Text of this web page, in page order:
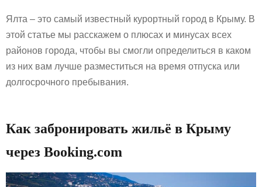
Ялта – это самый известный курортный город в Крыму. В
этой статье мы расскажем о плюсах и минусах всех
районов города, чтобы вы смогли определиться в каком
из них вам лучше разместиться на время отпуска или
долгосрочного пребывания.
Как забронировать жильё в Крыму
через Booking.com